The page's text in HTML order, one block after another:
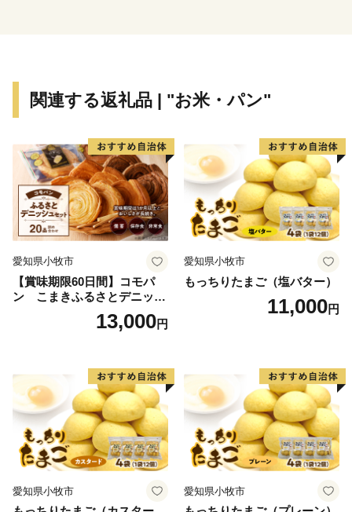
の綱敷天満宮、宇都宮鎮房公の山城跡、旧炭鉱王藏内次
多くの史跡があります。
また、神楽や楽打などの伝統芸能が各所に引き継がれて
います。
町内にある全7団体の神楽講や保存会が、国指定重要無
社での奉納神楽や、各地域のイベントに参加するなど積
極的に神楽の魅力を伝えています。
特産品に「豊前海一粒かき」「椎田あさり」「スイート
の時期になると、物産館やふれあい市場などに地元農家
や漁師による新鮮な食材が並びます。
航空自衛隊築城基地があり、毎年開催される「航空祭」
には全国から多くの方が訪れます。
関連する返礼品 | "お米・パン"
愛知県小牧市
【賞味期限60日間】コモパ
ン こまきふるさとデニッシ
ュセット（20個入り）／災害
用備蓄 保存食 非常食 防災グ
13,000円
愛知県小牧市
もっちりたまご（塩バター）
11,000円
愛知県小牧市 愛知県小牧市